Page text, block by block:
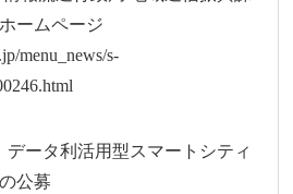
ムページ
menu_news/s-
ータ利活用型スマートシティ
公募